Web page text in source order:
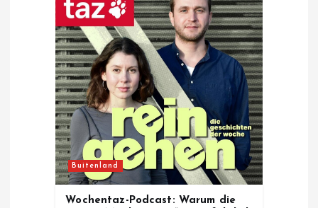
Buitenland
Wochentaz-Podcast: Warum die